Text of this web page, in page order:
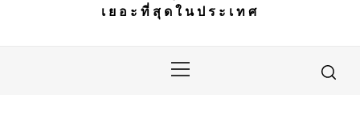
เยอะที่สุดในประเทศ
Menu